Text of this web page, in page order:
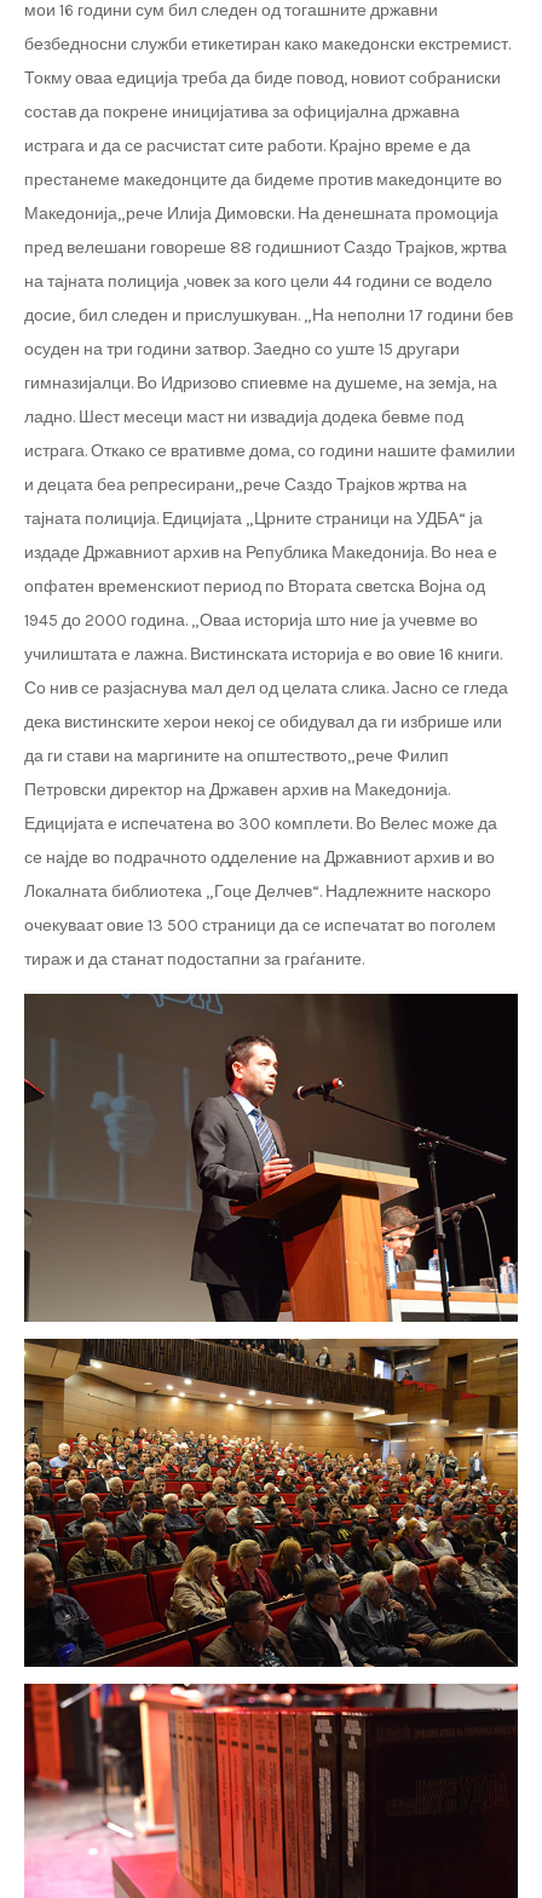
мои 16 години сум бил следен од тогашните државни
безбедносни служби етикетиран како македонски екстремист.
Токму оваа едиција треба да биде повод, новиот собраниски
состав да покрене иницијатива за официјална државна
истрага и да се расчистат сите работи. Крајно време е да
престанеме македонците да бидеме против македонците во
Македонија„рече Илија Димовски. На денешната промоција
пред велешани говореше 88 годишниот Саздо Трајков, жртва
на тајната полиција ,човек за кого цели 44 години се водело
досие, бил следен и прислушкуван. „На неполни 17 години бев
осуден на три години затвор. Заедно со уште 15 другари
гимназијалци. Во Идризово спиевме на душеме, на земја, на
ладно. Шест месеци маст ни извадија додека бевме под
истрага. Откако се вративме дома, со години нашите фамилии
и децата беа репресирани„рече Саздо Трајков жртва на
тајната полиција. Едицијата „Црните страници на УДБА“ ја
издаде Државниот архив на Република Македонија. Во неа е
опфатен временскиот период по Втората светска Војна од
1945 до 2000 година. „Оваа историја што ние ја учевме во
училиштата е лажна. Вистинската историја е во овие 16 книги.
Со нив се разјаснува мал дел од целата слика. Јасно се гледа
дека вистинските херои некој се обидувал да ги избрише или
да ги стави на маргините на општеството„рече Филип
Петровски директор на Државен архив на Македонија.
Едицијата е испечатена во 300 комплети. Во Велес може да
се најде во подрачното одделение на Државниот архив и во
Локалната библиотека „Гоце Делчев“. Надлежните наскоро
очекуваат овие 13 500 страници да се испечатат во поголем
тираж и да станат подостапни за граѓаните.